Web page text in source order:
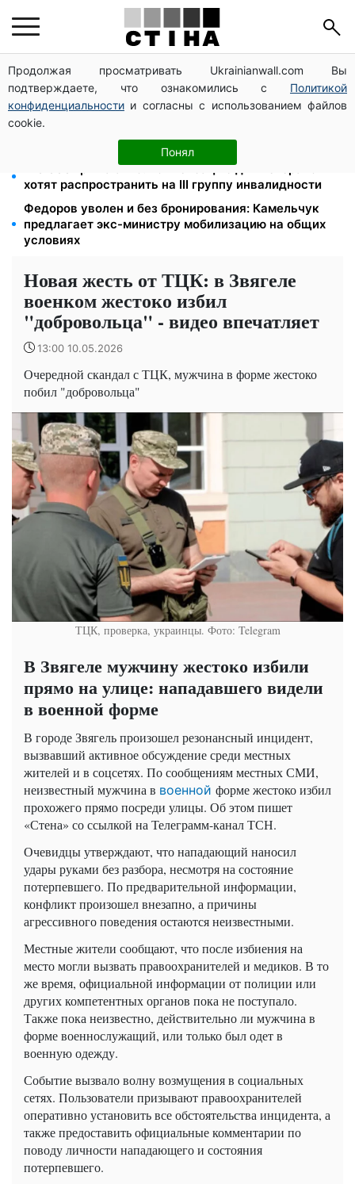
Продолжая просматривать Ukrainianwall.com Вы
подтверждаете, что ознакомились с Политикой
конфиденциальности и согласны с использованием файлов
cookie.
Понял
Фейковые сайты сервисных центров МВД:
мошенники выманивают деньги у водителей перед
выездом за границу
Яйца от 19,90 грн за десяток: АТБ, Сильпо, Varus и
Ашан переписали ценники в августе
120 000 грн на авто: компенсацию для ветеранов
хотят распространить на III группу инвалидности
Федоров уволен и без бронирования: Камельчук
предлагает экс-министру мобилизацию на общих
условиях
Новая жесть от ТЦК: в Звягеле
военком жестоко избил
"добровольца" - видео впечатляет
13:00 10.05.2026
Очередной скандал с ТЦК, мужчина в форме жестоко
побил "добровольца"
ТЦК, проверка, украинцы. Фото: Telegram
В Звягеле мужчину жестоко избили
прямо на улице: нападавшего видели
в военной форме
В городе Звягель произошел резонансный инцидент,
вызвавший активное обсуждение среди местных
жителей и в соцсетях. По сообщениям местных СМИ,
неизвестный мужчина в военной форме жестоко избил
прохожего прямо посреди улицы. Об этом пишет
«Стена» со ссылкой на Телеграмм-канал ТСН.
Очевидцы утверждают, что нападающий наносил
удары руками без разбора, несмотря на состояние
потерпевшего. По предварительной информации,
конфликт произошел внезапно, а причины
агрессивного поведения остаются неизвестными.
Местные жители сообщают, что после избиения на
место могли вызвать правоохранителей и медиков. В то
же время, официальной информации от полиции или
других компетентных органов пока не поступало.
Также пока неизвестно, действительно ли мужчина в
форме военнослужащий, или только был одет в
военную одежду.
Событие вызвало волну возмущения в социальных
сетях. Пользователи призывают правоохранителей
оперативно установить все обстоятельства инцидента, а
также предоставить официальные комментарии по
поводу личности нападающего и состояния
потерпевшего.